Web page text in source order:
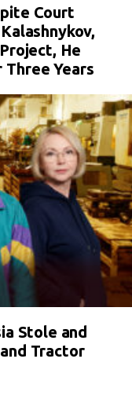
Court
He
Three Years
Stole and
Tractor